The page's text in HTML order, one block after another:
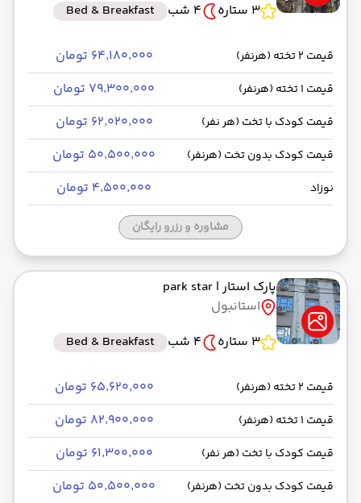
3 ستاره
4 شب Bed & Breakfast
قیمت 2 تخته (هرنفر) ۶۴٬۱۸۰٬۰۰۰ تومان
قیمت 1 تخته (هرنفر) ۷۹٬۳۰۰٬۰۰۰ تومان
قیمت کودک با تخت (هر نفر) ۶۲٬۰۲۰٬۰۰۰ تومان
قیمت کودک بدون تخت (هرنفر) ۵۰٬۵۰۰٬۰۰۰ تومان
نوزاد ۴٬۵۰۰٬۰۰۰ تومان
مشاوره و رزرو رایگان
پارک استار| park star
استانبول
3 ستاره
4 شب Bed & Breakfast
قیمت 2 تخته (هرنفر) ۶۵٬۶۲۰٬۰۰۰ تومان
قیمت 1 تخته (هرنفر) ۸۲٬۹۰۰٬۰۰۰ تومان
قیمت کودک با تخت (هر نفر) ۶۱٬۳۰۰٬۰۰۰ تومان
قیمت کودک بدون تخت (هرنفر) ۵۰٬۵۰۰٬۰۰۰ تومان